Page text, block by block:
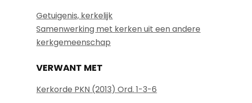
Getuigenis, kerkelijk
Samenwerking met kerken uit een andere
kerkgemeenschap
VERWANT MET
Kerkorde PKN (2013) Ord. 1-3-6